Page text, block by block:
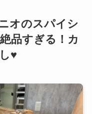
オのスパイシ
品すぎる！カ
♥